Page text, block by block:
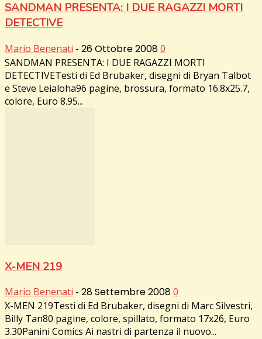
SANDMAN PRESENTA: I DUE RAGAZZI MORTI
DETECTIVE
Mario Benenati - 26 Ottobre 20080
SANDMAN PRESENTA: I DUE RAGAZZI MORTI
DETECTIVETesti di Ed Brubaker, disegni di Bryan Talbot
e Steve Leialoha96 pagine, brossura, formato 16.8x25.7,
colore, Euro 8.95...
X-MEN 219
Mario Benenati - 28 Settembre 20080
X-MEN 219Testi di Ed Brubaker, disegni di Marc Silvestri,
Billy Tan80 pagine, colore, spillato, formato 17x26, Euro
3.30Panini Comics Ai nastri di partenza il nuovo...